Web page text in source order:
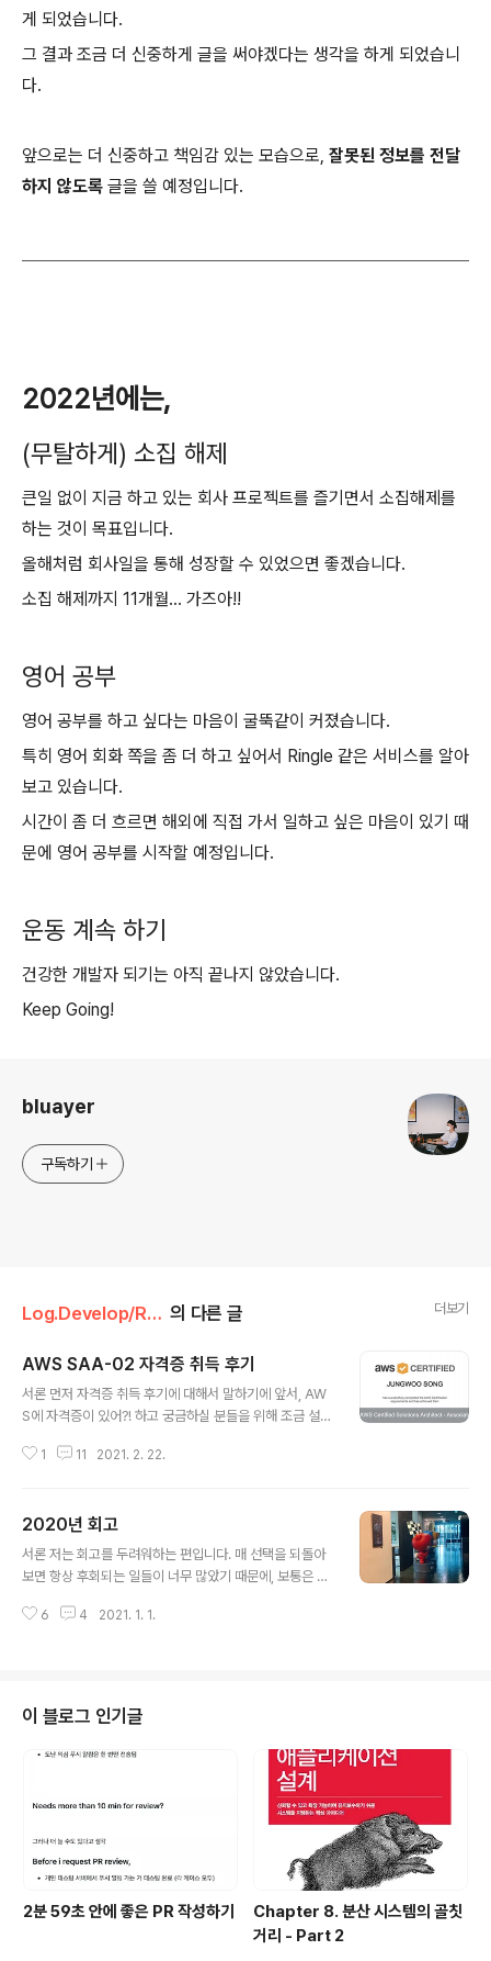
게 되었습니다.
그 결과 조금 더 신중하게 글을 써야겠다는 생각을 하게 되었습니
다.
앞으로는 더 신중하고 책임감 있는 모습으로, 잘못된 정보를 전달
하지 않도록 글을 쓸 예정입니다.
2022년에는,
(무탈하게) 소집 해제
큰일 없이 지금 하고 있는 회사 프로젝트를 즐기면서 소집해제를
하는 것이 목표입니다.
올해처럼 회사일을 통해 성장할 수 있었으면 좋겠습니다.
소집 해제까지 11개월... 가즈아!!
영어 공부
영어 공부를 하고 싶다는 마음이 굴뚝같이 커졌습니다.
특히 영어 회화 쪽을 좀 더 하고 싶어서 Ringle 같은 서비스를 알아
보고 있습니다.
시간이 좀 더 흐르면 해외에 직접 가서 일하고 싶은 마음이 있기 때
문에 영어 공부를 시작할 예정입니다.
운동 계속 하기
건강한 개발자 되기는 아직 끝나지 않았습니다.
Keep Going!
bluayer
구독하기
Log.Develop/Retrospection 의 다른 글 더보기
AWS SAA-02 자격증 취득 후기
서론 먼저 자격증 취득 후기에 대해서 말하기에 앞서, AW
S에 자격증이 있어?! 하고 궁금하실 분들을 위해 조금 설명
있다. 사실 기초는 상당히 쉬운 수준에 불과하고, 보통은 어
내가 시험을 본 Solutions Architect 부분에서는 00, 01
을 거쳐 현재는 02 version으로 시험을 보게 되어있다.
분야 자체도 상당히 다양한 편인데 분야에 따라서 나오는
의미가 있다. 아래의 링크를 참조해보면 (물론 과장이 있겠
1 11 2021. 2. 22.
2020년 회고
서론 저는 회고를 두려워하는 편입니다. 매 선택을 되돌아
보면 항상 후회되는 일들이 너무 많았기 때문에, 보통은 되
는 성향이기 때문입니다. 크게 후회한 경험이 많아서 알게
했습니다. 결정적으로는 '2021년은 원하는 것들이 다 이
뤄지기를 바란다'는 상투적인 메시지가 왠지 와 닿았던 거
같습니다. 2020년에는 제가 원했던 것들이 다 이뤄졌거든
요! :) 덕분에 한 번 올해를 SSG 돌아보게 되었습니다. 1월
그리고 3월까지 친한 친구를 만나서 '밥이나 먹자~' 이랬
6 4 2021. 1. 1.
이 블로그 인기글
2분 59초 안에 좋은 PR 작성하기
Chapter 8. 분산 시스템의 골칫
거리 - Part 2